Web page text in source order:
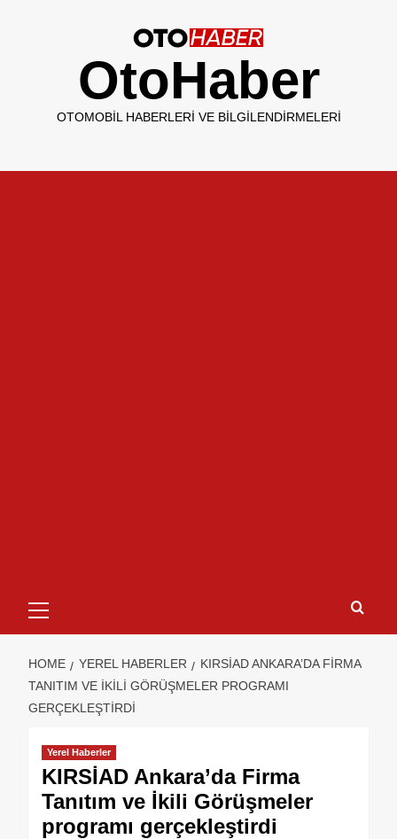
OtoHaber
OTOMOBIL HABERLERI VE BILGILENDIRMELERI
HOME YEREL HABERLER
KIRSİAD ANKARA’DA FIRMA
TANITIM VE İKILI GÖRÜŞMELER PROGRAMI
GERÇEKLEŞTIRDI
Yerel Haberler
KIRSİAD Ankara’da Firma
Tanıtım ve İkili Görüşmeler
programı gerçekleştirdi